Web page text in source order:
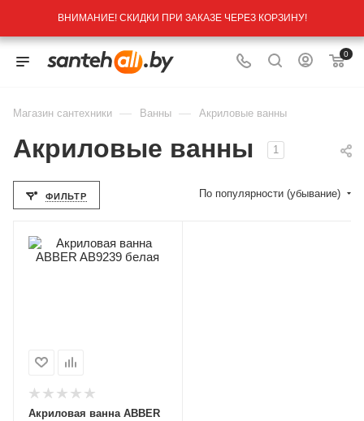
ВНИМАНИЕ! СКИДКИ ПРИ ЗАКАЗЕ ЧЕРЕЗ КОРЗИНУ!
0
Магазин сантехники — Ванны — Акриловые ванны
Акриловые ванны 1
ФИЛЬТР По популярности (убывание)
Акриловая ванна ABBER